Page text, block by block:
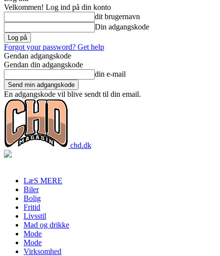
Velkommen! Log ind på din konto
dit brugernavn
Din adgangskode
Forgot your password? Get help
Gendan adgangskode
Gendan din adgangskode
din e-mail
En adgangskode vil blive sendt til din email.
chd.dk
LæS MERE
Biler
Bolig
Fritid
Livsstil
Mad og drikke
Mode
Mode
Virksomhed